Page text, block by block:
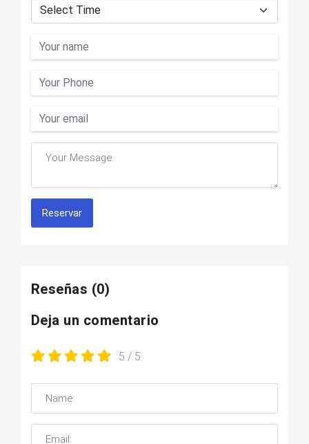
Reservar
Reseñas (0)
Deja un comentario
5 / 5